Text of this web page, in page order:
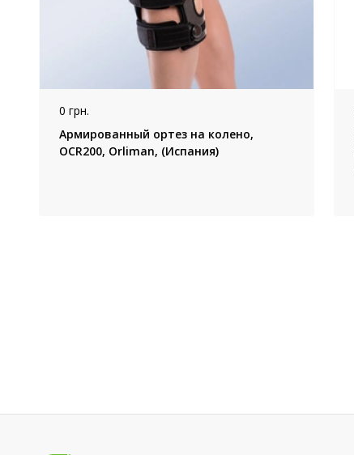
0 грн.
Армированный ортез на колено,
OCR200, Orliman, (Испания)